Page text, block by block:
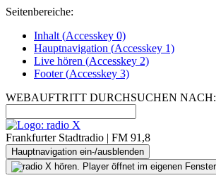
Seitenbereiche:
Inhalt (Accesskey 0)
Hauptnavigation (Accesskey 1)
Live hören (Accesskey 2)
Footer(Accesskey 3)
WEBAUFTRITT DURCHSUCHEN NACH:
Frankfurter Stadtradio | FM 91,8
Hauptnavigation ein-/ausblenden